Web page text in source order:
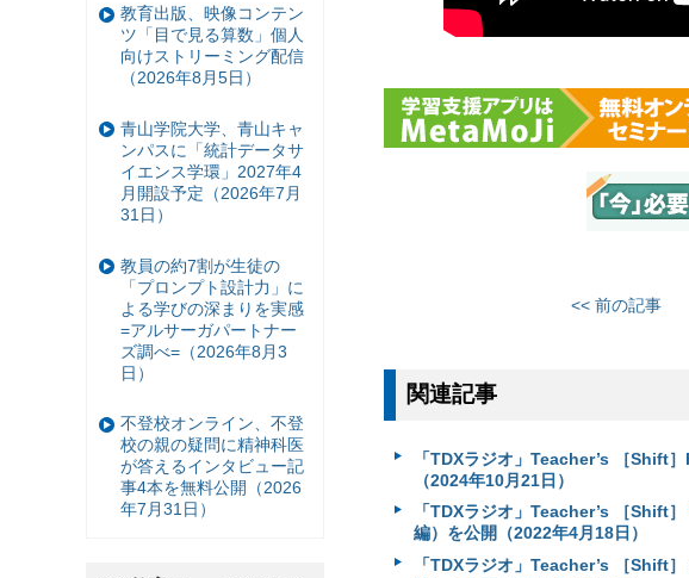
<< 前の記事
関連記事
「TDXラジオ」Teacher’s ［Shift
（2024年10月21日）
「TDXラジオ」Teacher’s ［Shift
編）を公開（2022年4月18日）
「TDXラジオ」Teacher’s ［Shift
教育出版、映像コンテン
ツ「目で見る算数」個人
向けストリーミング配信
（2026年8月5日）
青山学院大学、青山キャ
ンパスに「統計データサ
イエンス学環」2027年4
月開設予定（2026年7月
31日）
教員の約7割が生徒の
「プロンプト設計力」に
よる学びの深まりを実感
=アルサーガパートナー
ズ調べ=（2026年8月3
日）
不登校オンライン、不登
校の親の疑問に精神科医
が答えるインタビュー記
事4本を無料公開（2026
年7月31日）